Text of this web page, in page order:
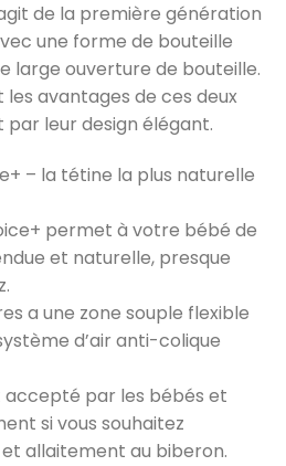
de la première génération
une forme de bouteille
large ouverture de bouteille.
avantages de ces deux
leur design élégant.
– la tétine la plus naturelle
permet à votre bébé de
et naturelle, presque
a une zone souple flexible
d’air anti-colique
par les bébés et
si vous souhaitez
allaitement au biberon.